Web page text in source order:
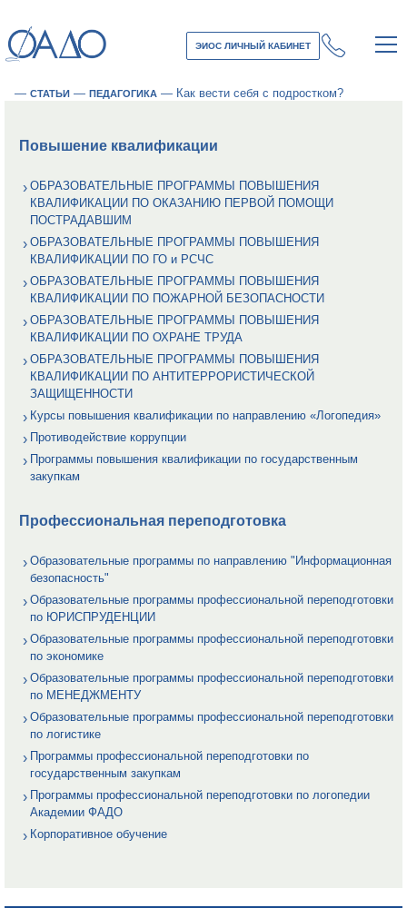
ЭИОС ЛИЧНЫЙ КАБИНЕТ
— СТАТЬИ — ПЕДАГОГИКА — Как вести себя с подростком?
Повышение квалификации
ОБРАЗОВАТЕЛЬНЫЕ ПРОГРАММЫ ПОВЫШЕНИЯ
КВАЛИФИКАЦИИ ПО ОКАЗАНИЮ ПЕРВОЙ ПОМОЩИ
ПОСТРАДАВШИМ
ОБРАЗОВАТЕЛЬНЫЕ ПРОГРАММЫ ПОВЫШЕНИЯ
КВАЛИФИКАЦИИ ПО ГО и РСЧС
ОБРАЗОВАТЕЛЬНЫЕ ПРОГРАММЫ ПОВЫШЕНИЯ
КВАЛИФИКАЦИИ ПО ПОЖАРНОЙ БЕЗОПАСНОСТИ
ОБРАЗОВАТЕЛЬНЫЕ ПРОГРАММЫ ПОВЫШЕНИЯ
КВАЛИФИКАЦИИ ПО ОХРАНЕ ТРУДА
ОБРАЗОВАТЕЛЬНЫЕ ПРОГРАММЫ ПОВЫШЕНИЯ
КВАЛИФИКАЦИИ ПО АНТИТЕРРОРИСТИЧЕСКОЙ
ЗАЩИЩЕННОСТИ
Курсы повышения квалификации по направлению «Логопедия»
Противодействие коррупции
Программы повышения квалификации по государственным
закупкам
Профессиональная переподготовка
Образовательные программы по направлению "Информационная
безопасность"
Образовательные программы профессиональной переподготовки
по ЮРИСПРУДЕНЦИИ
Образовательные программы профессиональной переподготовки
по экономике
Образовательные программы профессиональной переподготовки
по МЕНЕДЖМЕНТУ
Образовательные программы профессиональной переподготовки
по логистике
Программы профессиональной переподготовки по
государственным закупкам
Программы профессиональной переподготовки по логопедии
Академии ФАДО
Корпоративное обучение